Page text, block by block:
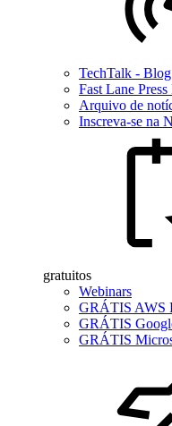
TechTalk -
Fast Lane Press
Arquivo de
Inscreva-se na
gratuitos
Webinars
GRÁTIS AWS
GRÁTIS
GRÁTIS